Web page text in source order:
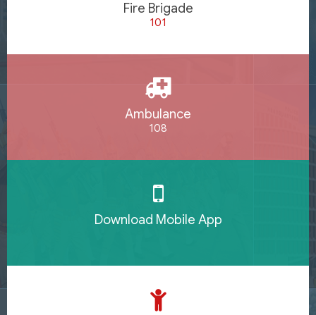
Fire Brigade
101
Ambulance
108
Download Mobile App